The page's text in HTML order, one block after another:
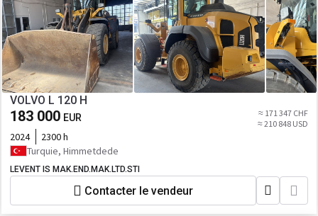
VOLVO L 120 H
183 000 EUR
≈ 171 347 CHF
≈ 210 848 USD
2024
2300 h
Turquie, Himmetdede
LEVENT IS MAK.END.MAK.LTD.STI
Contacter le vendeur